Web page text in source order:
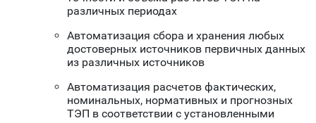
различных периодах
Автоматизация сбора и хранения любых
достоверных источников первичных данных
из различных источников
Автоматизация расчетов фактических,
номинальных, нормативных и прогнозных
ТЭП в соответствии с установленными